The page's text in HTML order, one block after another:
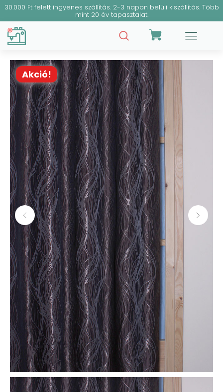
30.000 Ft felett ingyenes szállítás. 2-3 napon belüli kiszállítás. Több
mint 20 év tapasztalat.
Akció!